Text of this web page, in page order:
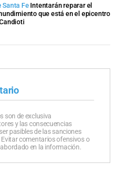
Santa Fe Intentarán reparar el
que está en el epicentro
son de exclusiva
y las consecuencias
pasibles de las sanciones
comentarios ofensivos o
en la información.